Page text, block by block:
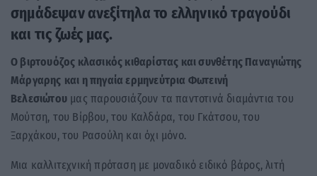
σημάδεψαν ανεξίτηλα το ελληνικό τραγούδι
και τις ζωές μας.
Ο βιρτουόζος κλασικός κιθαρίστας και συνθέτης Παναγιώτης
Μάργαρης και η πηγαία ερμηνεύτρια Φωτεινή
Βελεσιώτου μας παρουσιάζουν τα παντοτινά διαμάντια του
Μούτση, του Βίρβου, του Καλδάρα, του Γκάτσου, του
Ξαρχάκου, του Ρασούλη και όχι μόνο.
Μια καλλιτεχνική πρόταση με μοναδικό ειδικό βάρος, λιτή